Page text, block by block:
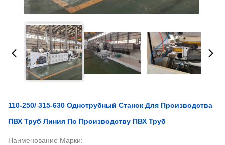
110-250/ 315-630 Однотрубный Станок Для Производства
ПВХ Труб Линия По Производству ПВХ Труб
Наименование Марки: